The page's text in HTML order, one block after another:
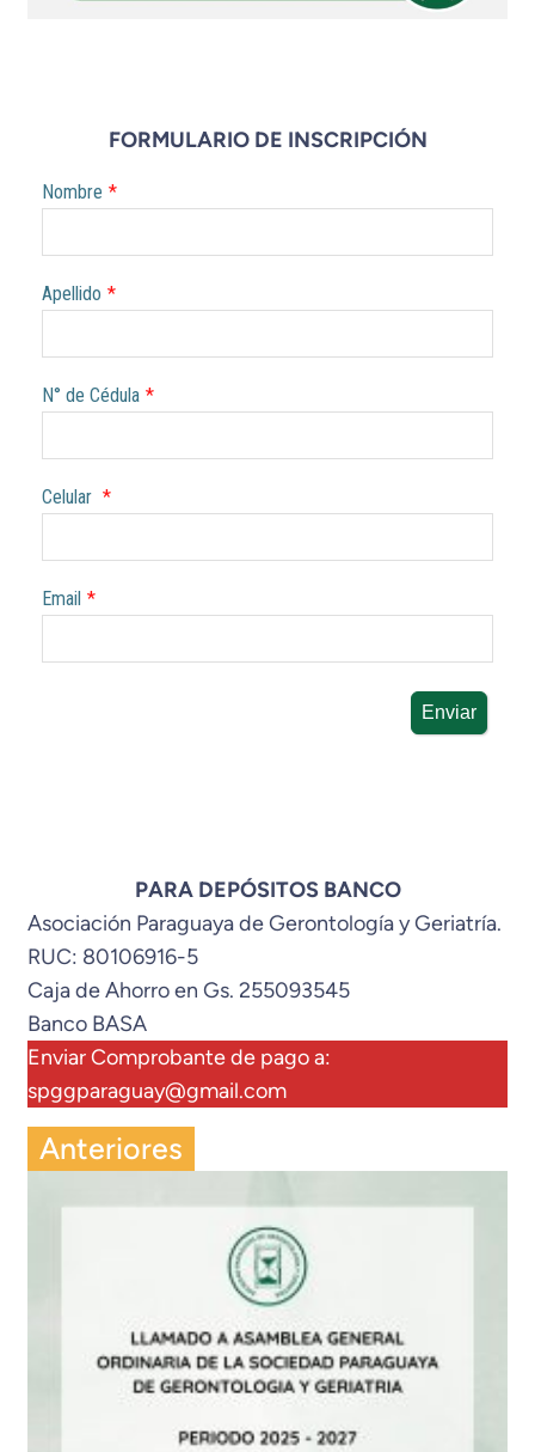
FORMULARIO DE INSCRIPCIÓN
Nombre *
Apellido *
N° de Cédula *
Celular *
Email *
Enviar
PARA DEPÓSITOS BANCO
Asociación Paraguaya de Gerontología y Geriatría.
RUC: 80106916-5
Caja de Ahorro en Gs. 255093545
Banco BASA
Enviar Comprobante de pago a:
spggparaguay@gmail.com
Anteriores